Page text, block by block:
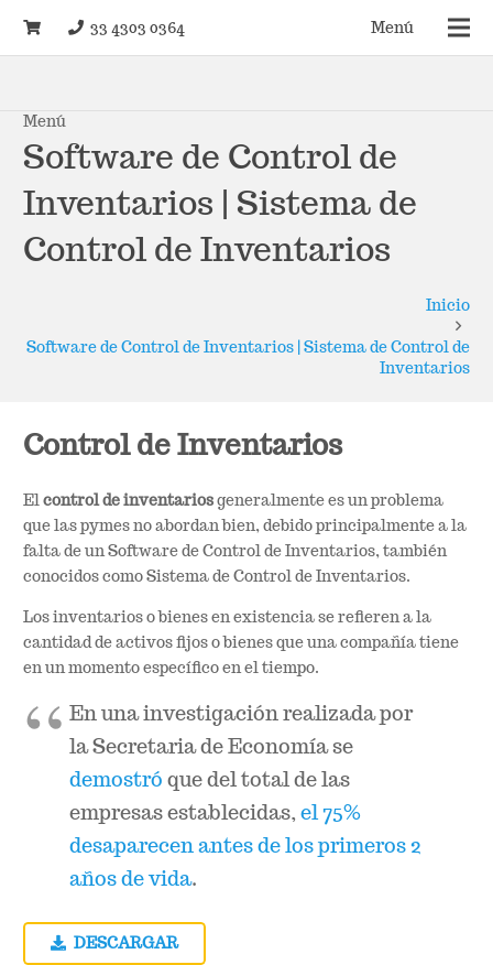
33 4303 0364 Menú
Menú
Software de Control de
Inventarios | Sistema de
Control de Inventarios
Inicio
Software de Control de Inventarios | Sistema de Control de
Inventarios
Control de Inventarios
Elcontrol de inventariosgeneralmente es un problema
que las pymes no abordan bien, debido principalmente a la
falta de un Software de Control de Inventarios, también
conocidos como Sistema de Control de Inventarios.
Los inventarios o bienes en existencia se refieren a la
cantidad de activos fijos o bienes que una compañía tiene
en un momento específico en el tiempo.
En una investigación realizada por
la Secretaria de Economía se
demostró que del total de las
empresas establecidas,el 75%
desaparecen antes de los primeros 2
años de vida.
DESCARGAR